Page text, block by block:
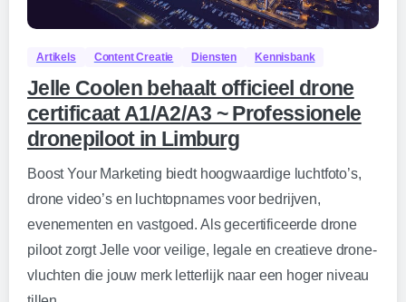
Artikels Content Creatie Diensten Kennisbank
Jelle Coolen behaalt officieel drone
certificaat A1/A2/A3 ~ Professionele
dronepiloot in Limburg
Boost Your Marketing biedt hoogwaardige luchtfoto’s,
drone video’s en luchtopnames voor bedrijven,
evenementen en vastgoed. Als gecertificeerde drone
piloot zorgt Jelle voor veilige, legale en creatieve drone-
vluchten die jouw merk letterlijk naar een hoger niveau